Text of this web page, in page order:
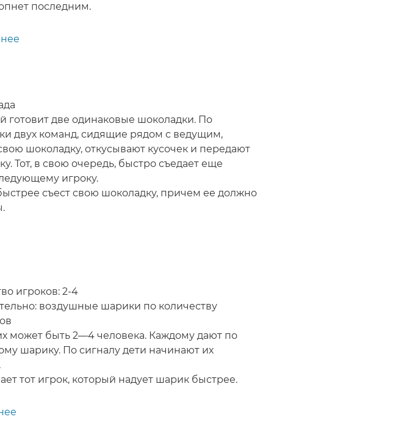
последним.
игра
для
детей
готовит две одинаковые шоколадки. По
двух команд, сидящие рядом с ведущим,
шоколадку, откусывают кусочек и передают
Тот, в свою очередь, быстро съедает еще
игроку.
съест свою шоколадку, причем ее должно
игроков: 2-4
воздушные шарики по количеству
может быть 2—4 человека. Каждому дают по
шарику. По сигналу дети начинают их
тот игрок, который надует шарик быстрее.